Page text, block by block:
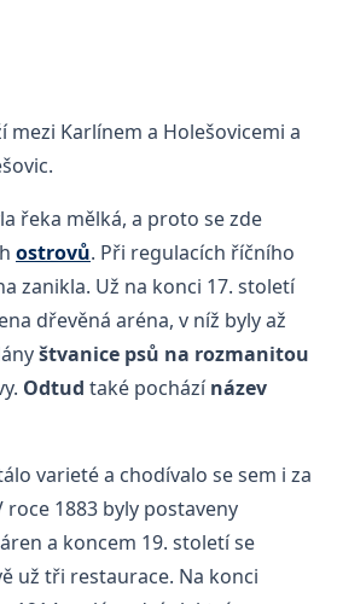
mezi Karlínem a Holešovicemi a
řeka mělká, a proto se zde
ostrovů. Při regulacích říčního
zanikla. Už na konci 17. století
dřevěná aréna, v níž byly až
štvanice psů na rozmanitou
Odtud také pocházínázev
varieté a chodívalo se sem i za
1883 byly postaveny
a koncem 19. století se
už tři restaurace. Na konci